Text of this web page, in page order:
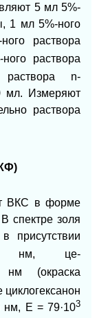
5 мл 5%-
1 мл 5%-ного
раствора
раствора
n-
мл. Измеряют
раствора
ВКС в форме
спектре золя
присутствии
нм, це-
нм (окраска
нм, E = 79·103